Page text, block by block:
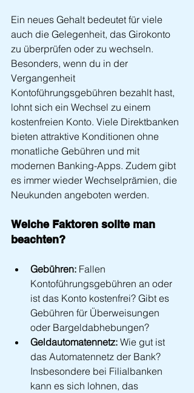
Ein neues Gehalt bedeutet für viele
auch die Gelegenheit, das Girokonto
zu überprüfen oder zu wechseln.
Besonders, wenn du in der
Vergangenheit
Kontoführungsgebühren bezahlt hast,
lohnt sich ein Wechsel zu einem
kostenfreien Konto. Viele Direktbanken
bieten attraktive Konditionen ohne
monatliche Gebühren und mit
modernen Banking-Apps. Zudem gibt
es immer wieder Wechselprämien, die
Neukunden angeboten werden.
Welche Faktoren sollte man
beachten?
Gebühren: Fallen
Kontoführungsgebühren an oder
ist das Konto kostenfrei? Gibt es
Gebühren für Überweisungen
oder Bargeldabhebungen?
Geldautomatennetz: Wie gut ist
das Automatennetz der Bank?
Insbesondere bei Filialbanken
kann es sich lohnen, das